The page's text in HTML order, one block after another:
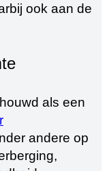
ook aan de
als een
andere op